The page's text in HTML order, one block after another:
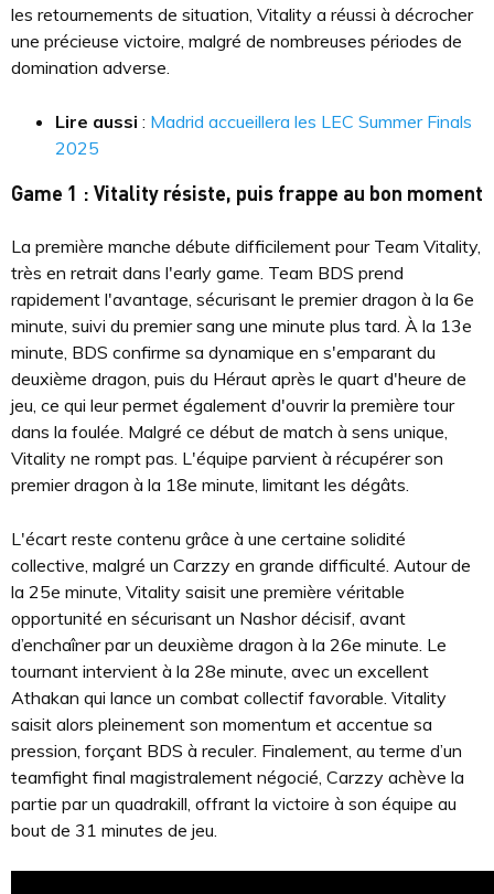
les retournements de situation, Vitality a réussi à décrocher
une précieuse victoire, malgré de nombreuses périodes de
domination adverse.
Lire aussi : Madrid accueillera les LEC Summer Finals
2025
Game 1 : Vitality résiste, puis frappe au bon moment
La première manche débute difficilement pour Team Vitality,
très en retrait dans l'early game. Team BDS prend
rapidement l'avantage, sécurisant le premier dragon à la 6e
minute, suivi du premier sang une minute plus tard. À la 13e
minute, BDS confirme sa dynamique en s'emparant du
deuxième dragon, puis du Héraut après le quart d'heure de
jeu, ce qui leur permet également d'ouvrir la première tour
dans la foulée. Malgré ce début de match à sens unique,
Vitality ne rompt pas. L'équipe parvient à récupérer son
premier dragon à la 18e minute, limitant les dégâts.
L'écart reste contenu grâce à une certaine solidité
collective, malgré un Carzzy en grande difficulté. Autour de
la 25e minute, Vitality saisit une première véritable
opportunité en sécurisant un Nashor décisif, avant
d’enchaîner par un deuxième dragon à la 26e minute. Le
tournant intervient à la 28e minute, avec un excellent
Athakan qui lance un combat collectif favorable. Vitality
saisit alors pleinement son momentum et accentue sa
pression, forçant BDS à reculer. Finalement, au terme d’un
teamfight final magistralement négocié, Carzzy achève la
partie par un quadrakill, offrant la victoire à son équipe au
bout de 31 minutes de jeu.